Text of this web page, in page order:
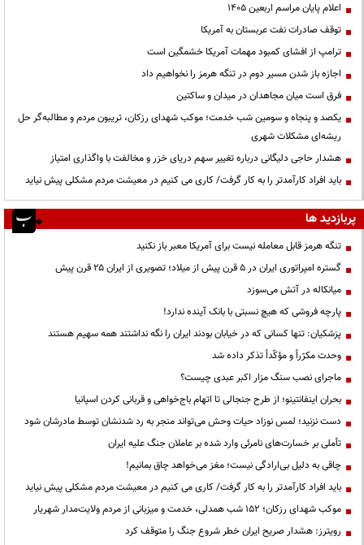
اعلام پایان مراسم اربعین ۱۴۰۵
توقف صادرات نفت عربستان به آمریکا
ترامپ از افشای کمبود مهمات آمریکا خشمگین است
اجازه باز شدن مسیر دوم در تنگه هرمز را نخواهیم داد
فرق است میان مجاهدان در میدان و ساکتین
یکصد و پنجاه و سومین شب خدمت؛ موکب شهدای رزکان، تریبون مردم و مطالبه‌گر حل
ریشه‌ای مشکلات شهری
هشدار حاجی دلیگانی درباره تغییر سهم دریای خزر و مخالفت با واگذاری امتیاز
باید افراد کارآمدتر را به کار گرفت/ کاری می کنیم در معیشت مردم مشکلی پیش نیاید
پربازدید ها
تنگه هرمز قابل معامله نیست برای آمریکا معبر باز نکنید
گستره امپراتوری ایران در ۵ قرن پیش از میلاد؛ تصویری از ایران ۲۵ قرن پیش
میانکاله در آتش می‌سوزد
پارچه فروشی که هیچ نسبتی با بانک آینده ندارد!
پزشکیان: تنها کسانی که در خیابان بودند ایران را نگه نداشتند همه سهیم هستند
وحدت مکرّراً و مؤکّداً تذکر داده شد
ماجرای نصب سنگ مزار اکبر عبدی چیست؟
بحران اینفانتینو؛ از طرح جنجالی تا اتهام باج‌خواهی و قربانی کردن اسپانیا
دست نزنید؛ لمس نوزاد حیات وحش می‌تواند منجر به رد شدنشان توسط مادرشان شود
تأملی بر خسارت‌های نامرئی وارد شده بر عاملان جنگ علیه ایران
چاقی به دلیل بی‌ارادگی نیست؛ مغز می‌خواهد چاق بمانیم!
باید افراد کارآمدتر را به کار گرفت/ کاری می کنیم در معیشت مردم مشکلی پیش نیاید
موکب شهدای رزکان؛ ۱۵۲ شب همدلی، خدمت و میزبانی از مردم ولایت‌مدار شهریار
رویترز: هشدار صریح ایران خطر شروع جنگ را متوقف کرد